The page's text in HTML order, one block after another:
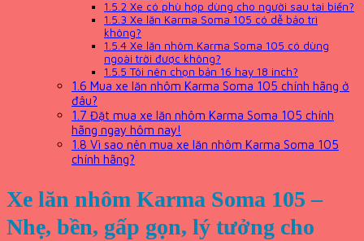
1.5.2 Xe có phù hợp dùng cho người sau tai biến?
1.5.3 Xe lăn Karma Soma 105 có dễ bảo trì
không?
1.5.4 Xe lăn nhôm Karma Soma 105 có dùng
ngoài trời được không?
1.5.5 Tôi nên chọn bản 16 hay 18 inch?
1.6 Mua xe lăn nhôm Karma Soma 105 chính hãng ở
đâu?
1.7 Đặt mua xe lăn nhôm Karma Soma 105 chính
hãng ngay hôm nay!
1.8 Vì sao nên mua xe lăn nhôm Karma Soma 105
chính hãng?
Xe lăn nhôm Karma Soma 105 –
Nhẹ, bền, gấp gọn, lý tưởng cho